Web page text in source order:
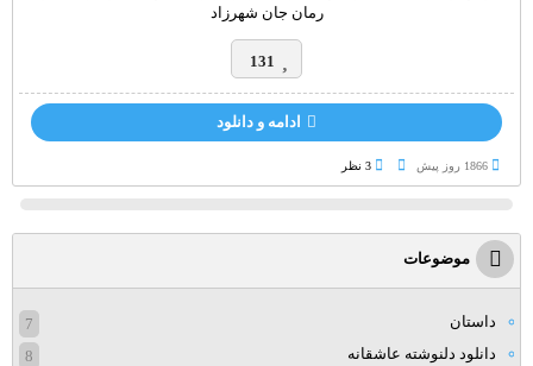
رمان جان شهرزاد
131
ادامه و دانلود
1866 روز پيش 3 نظر
موضوعات
داستان
7
دانلود دلنوشته عاشقانه
8